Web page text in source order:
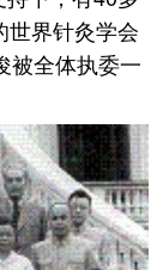
世界针灸学会
被全体执委一